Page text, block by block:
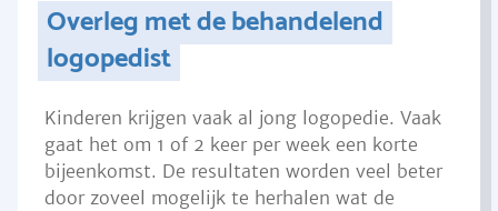
Overleg met de behandelend
logopedist
Kinderen krijgen vaak al jong logopedie. Vaak
gaat het om 1 of 2 keer per week een korte
bijeenkomst. De resultaten worden veel beter
door zoveel mogelijk te herhalen wat de